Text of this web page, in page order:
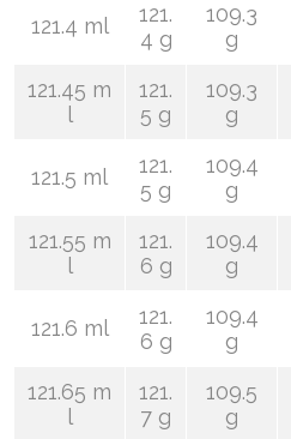
121.4 ml
121.
4 g
109.3
g
121.45 m
l
121.
5 g
109.3
g
121.5 ml
121.
5 g
109.4
g
121.55 m
l
121.
6 g
109.4
g
121.6 ml
121.
6 g
109.4
g
121.65 m
l
121.
7 g
109.5
g